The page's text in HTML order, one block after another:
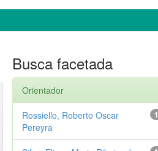
Busca facetada
Orientador
1
Rossiello, Roberto Oscar
Pereyra